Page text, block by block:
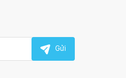
Gửi